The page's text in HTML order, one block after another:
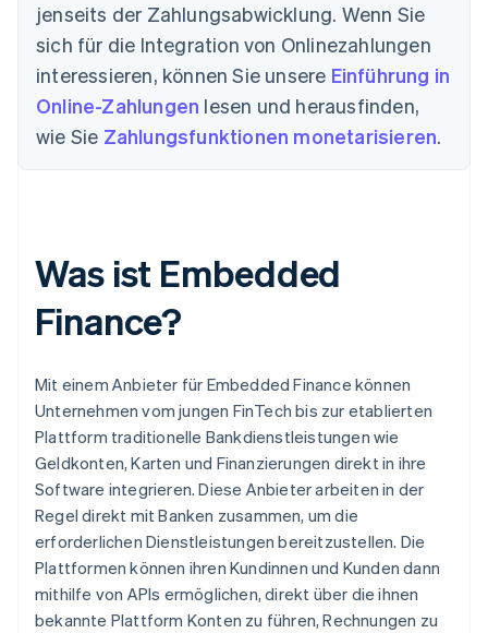
jenseits der Zahlungsabwicklung. Wenn Sie
sich für die Integration von Onlinezahlungen
interessieren, können Sie unsere Einführung in
Online-Zahlungen lesen und herausfinden,
wie Sie Zahlungsfunktionen monetarisieren.
Was ist Embedded
Finance?
Mit einem Anbieter für Embedded Finance können
Unternehmen vom jungen FinTech bis zur etablierten
Plattform traditionelle Bankdienstleistungen wie
Geldkonten, Karten und Finanzierungen direkt in ihre
Software integrieren. Diese Anbieter arbeiten in der
Regel direkt mit Banken zusammen, um die
erforderlichen Dienstleistungen bereitzustellen. Die
Plattformen können ihren Kundinnen und Kunden dann
mithilfe von APIs ermöglichen, direkt über die ihnen
bekannte Plattform Konten zu führen, Rechnungen zu